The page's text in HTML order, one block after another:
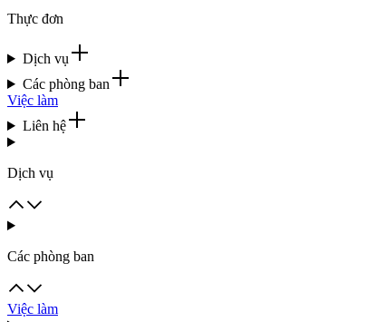
Thực đơn
Dịch vụ
Các phòng ban
Việc làm
Liên hệ
Dịch vụ
Các phòng ban
Việc làm